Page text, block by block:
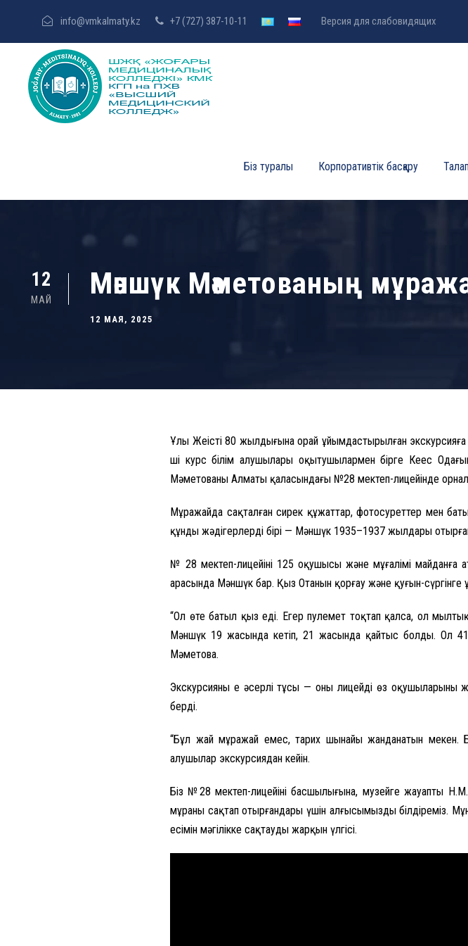
info@vmkalmaty.kz +7 (727) 387-10-11 Версия для слабовидящих
Біз туралы Корпоративтік басқару
12
МАЙ Мәншүк Мәметованың
12 МАЯ, 2025
Ұлы Жеңістің 80 жылдығына орай ұйымдастырылған
ші курс білім алушылары оқытушылармен бірге Кеңес
Мәметованың Алматы қаласындағы №28 мектеп-лицейінде
Мұражайда сақталған сирек құжаттар, фотосуреттер мен
құнды жәдігерлердің бірі — Мәншүк 1935–1937 жылдары
№ 28 мектеп-лицейінің 125 оқушысы және мұғалімі майданға
арасында Мәншүк бар. Қыз Отанын қорғау және қуғын-сүргінге
“Ол өте батыл қыз еді. Егер пулемет тоқтап қалса, ол
Мәншүк 19 жасында кетіп, 21 жасында қайтыс болды. Ол
Мәметова.
Экскурсияның ең әсерлі тұсы — оны лицейдің өз
берді.
“Бұл жай мұражай емес, тарих шынайы жанданатын мекен.
алушылар экскурсиядан кейін.
Біз №28 мектеп-лицейінің басшылығына, музейге жауапты
мұраны сақтап отырғандары үшін алғысымызды білдіреміз.
есімін мәңгілікке сақтаудың жарқын үлгісі.